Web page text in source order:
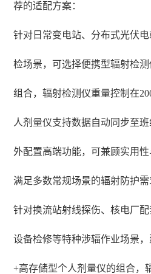
荐的适配方案：
针对日常变电站、分布式光伏
检场景，可选择便携型辐射检
组合，辐射检测仪重量控制在
人剂量仪支持数据自动同步至
外配置高端功能，可兼顾实用
满足多数常规场景的辐射防护需
针对换流站射线探伤、核电厂
设备检修等特种涉辐作业场景
+高存储型个人剂量仪的组合，